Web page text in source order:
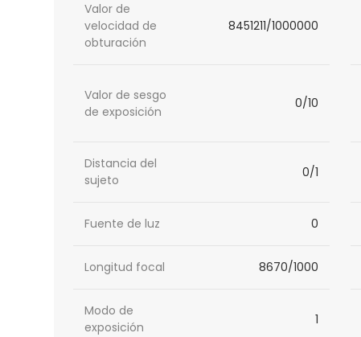
Valor de
velocidad de
obturación
8451211/1000000
Valor de sesgo
de exposición
0/10
Distancia del
sujeto
0/1
Fuente de luz 0
Longitud focal 8670/1000
Modo de
exposición
1